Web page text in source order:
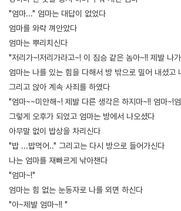
"엄마..." 엄마는 대답이 없었다
엄마를 와락 껴안았다
엄마는 뿌리치신다
"저리가~!저리가라고~! 이 짐승 같은 놈아~!! 제발 나
엄마는 나를 있는 힘을 다해서 방 밖으로 밀어 내셨고
그리고 앉아 계속 사죄를 하였다
"엄마~~미안해~! 제발 다른 생각은 하지마~!! 엄마~!
그렇게 오후가 되었고 엄마는 방에서 나오셨다
아무말 없이 밥상을 차리신다
"밥 ...밥먹어.." 그리고는 다시 방으로 들어가신다
나는 엄마를 재빠르게 낚아챈다
"엄마~!"
엄마는 힘 없는 눈동자로 나를 외면 하신다
"아~제발 엄마~!! "